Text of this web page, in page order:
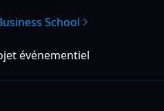
School
événementiel